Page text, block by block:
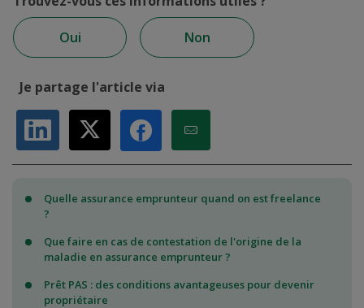
Oui Non
Je partage l'article via
Partager sur LinkedIn
Partager sur XPartager sur Facebook
Partager par Email
Quelle assurance emprunteur quand on est freelance
?
Que faire en cas de contestation de l'origine de la
maladie en assurance emprunteur ?
Prêt PAS : des conditions avantageuses pour devenir
propriétaire